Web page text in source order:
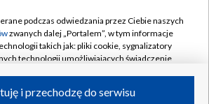
Kontakt
Kanały
podczas odwiedzania przez Ciebie naszych
zwanych dalej „Portalem”, w tym informacje
takich jak: pliki cookie, sygnalizatory
technologii umożliwiających świadczenie
i przechodzę do serwisu